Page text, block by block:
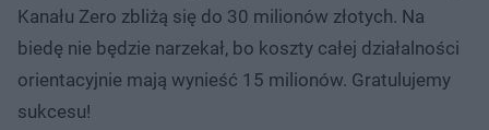
Kanału Zero zbliżą się do 30 milionów złotych. Na
biedę nie będzie narzekał, bo koszty całej działalności
orientacyjnie mają wynieść 15 milionów. Gratulujemy
sukcesu!